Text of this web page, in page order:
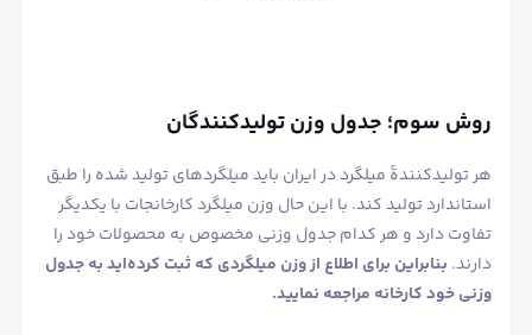
روش سوم؛ جدول وزن تولیدکنندگان
هر تولیدکنندۀ میلگرد در ایران باید میلگردهای تولید شده را طبق
استاندارد تولید کند. با این حال وزن میلگرد کارخانجات با یکدیگر
تفاوت دارد و هر کدام جدول وزنی مخصوص به محصولات خود را
دارند. بنابراین برای اطلاع از وزن میلگردی که ثبت کرده‌اید به جدول
وزنی خود کارخانه مراجعه نمایید.